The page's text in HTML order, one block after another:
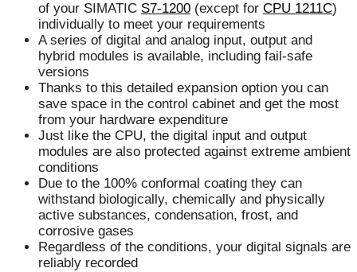
of your SIMATIC S7-1200 (except for CPU 1211C)
individually to meet your requirements
A series of digital and analog input, output and
hybrid modules is available, including fail-safe
versions
Thanks to this detailed expansion option you can
save space in the control cabinet and get the most
from your hardware expenditure
Just like the CPU, the digital input and output
modules are also protected against extreme ambient
conditions
Due to the 100% conformal coating they can
withstand biologically, chemically and physically
active substances, condensation, frost, and
corrosive gases
Regardless of the conditions, your digital signals are
reliably recorded